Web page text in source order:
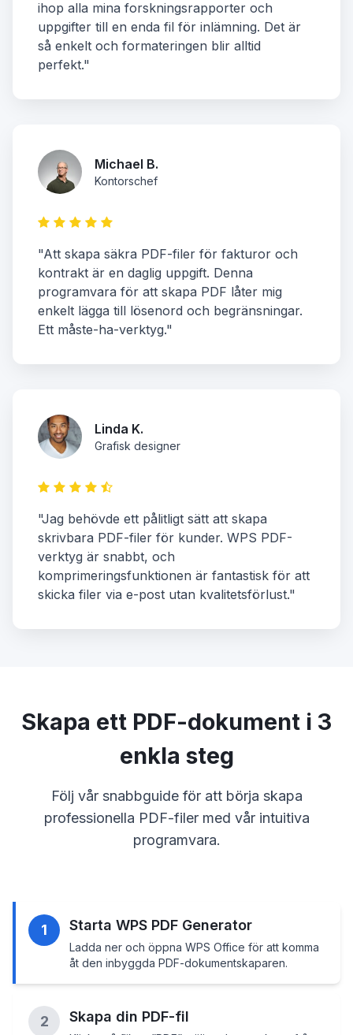
ihop alla mina forskningsrapporter och
uppgifter till en enda fil för inlämning. Det är
så enkelt och formateringen blir alltid
perfekt."
Michael B.
Kontorschef
"Att skapa säkra PDF-filer för fakturor och
kontrakt är en daglig uppgift. Denna
programvara för att skapa PDF låter mig
enkelt lägga till lösenord och begränsningar.
Ett måste-ha-verktyg."
Linda K.
Grafisk designer
"Jag behövde ett pålitligt sätt att skapa
skrivbara PDF-filer för kunder. WPS PDF-
verktyg är snabbt, och
komprimeringsfunktionen är fantastisk för att
skicka filer via e-post utan kvalitetsförlust."
Skapa ett PDF-dokument i 3
enkla steg
Följ vår snabbguide för att börja skapa
professionella PDF-filer med vår intuitiva
programvara.
1 Starta WPS PDF Generator
Ladda ner och öppna WPS Office för att komma
åt den inbyggda PDF-dokumentskaparen.
2 Skapa din PDF-fil